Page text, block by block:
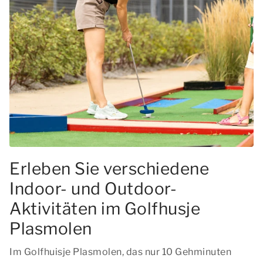
Erleben Sie verschiedene
Indoor- und Outdoor-
Aktivitäten im Golfhusje
Plasmolen
Im Golfhuisje Plasmolen, das nur 10 Gehminuten